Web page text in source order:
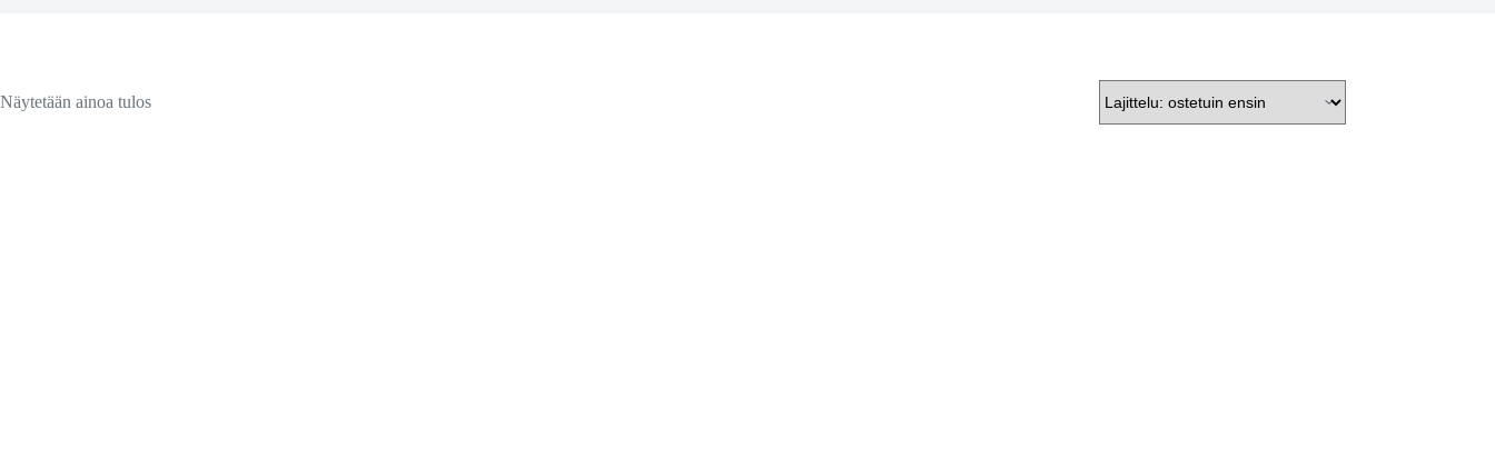
Näytetään ainoa tulos